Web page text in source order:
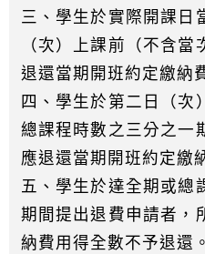
三、學生於實際開課日
（次）上課前（不含
退還當期開班約定繳納
四、學生於第二日（次
總課程時數之三分之一
應退還當期開班約定繳
五、學生於達全期或總
期間提出退費申請者，
納費用得全數不予退還。